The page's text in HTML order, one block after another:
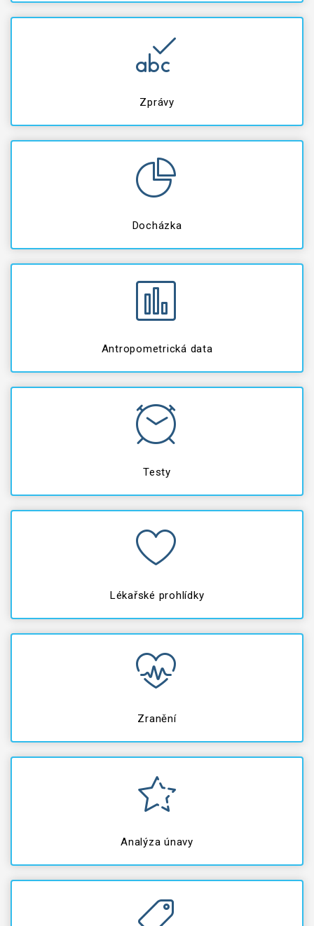
Zprávy
Docházka
Antropometrická data
Testy
Lékařské prohlídky
Zranění
Analýza únavy